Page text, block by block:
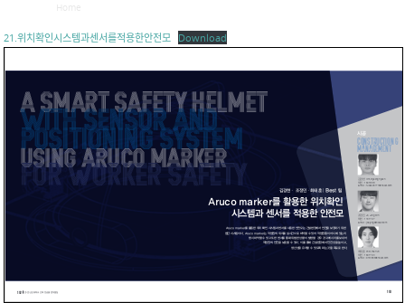
Home
21.위치확인시스템과센서를적용한안전모 Download